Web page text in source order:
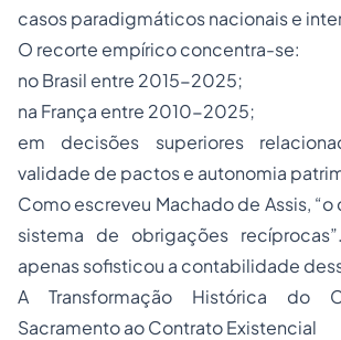
casos paradigmáticos nacionais e
O recorte empírico concentra-se:
no Brasil entre 2015-2025;
na França entre 2010-2025;
em decisões superiores
validade de pactos e autonomia
Como escreveu Machado de Assis,
sistema de obrigações
apenas sofisticou a contabilidade
A Transformação Histórica do
Sacramento ao Contrato Existencial